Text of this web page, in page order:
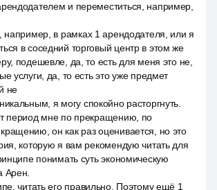
и переместиться, например,
например, в рамках 1 арендодателя, или я
в соседний торговый центр в этом же
подешевле, да, то есть для меня это не,
услуги, да, то есть это уже предмет
не
я могу спокойно расторгнуть.
период мне по прекращению, по
он как раз оценивается, но это
которую я вам рекомендую читать для
понимать суть экономическую
Арен.
читать его правильно. Поэтому ещё 1